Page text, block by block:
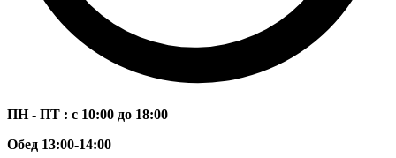
ПН - ПТ : с 10:00 до 18:00
Обед 13:00-14:00